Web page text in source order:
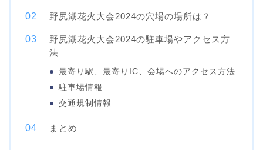
野尻湖花火大会2024の穴場の場所は？
野尻湖花火大会2024の駐車場やアクセス方
法
最寄り駅、最寄りIC、会場へのアクセス方法
駐車場情報
交通規制情報
まとめ